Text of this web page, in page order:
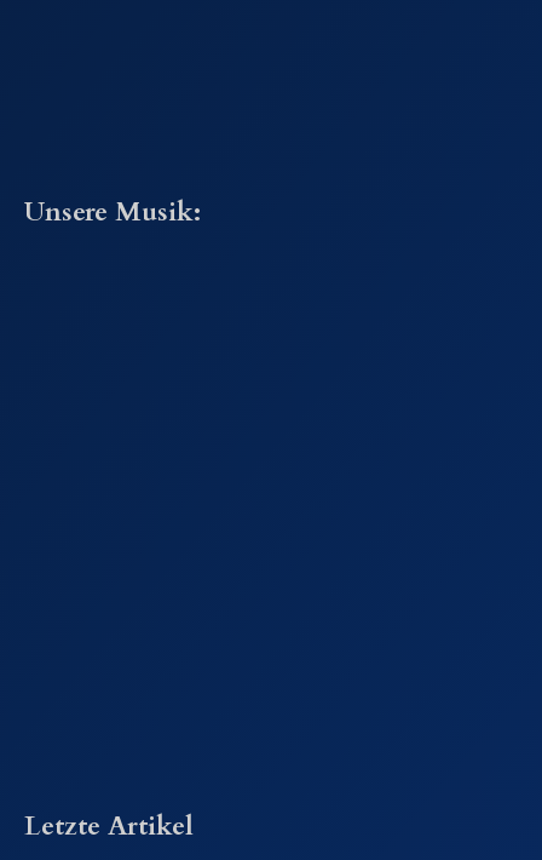
Unsere Musik:
Letzte Artikel